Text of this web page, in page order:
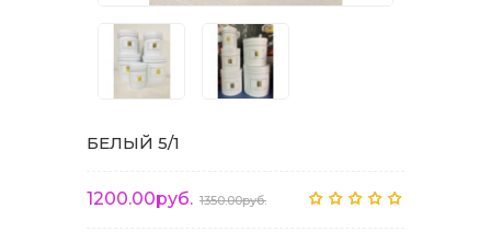
БЕЛЫЙ 5/1
1200.00руб. 1350.00руб.